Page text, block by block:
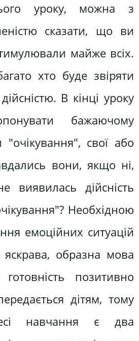
уроку, можна з
сказати, що ви
майже всіх.
хто буде звіряти
В кінці уроку
бажаючому
"очікування", свої або
вони, якщо ні,
дійсність
Необхідною
емоційних ситуацій
образна мова
позитивно
дітям, тому
навчання є два